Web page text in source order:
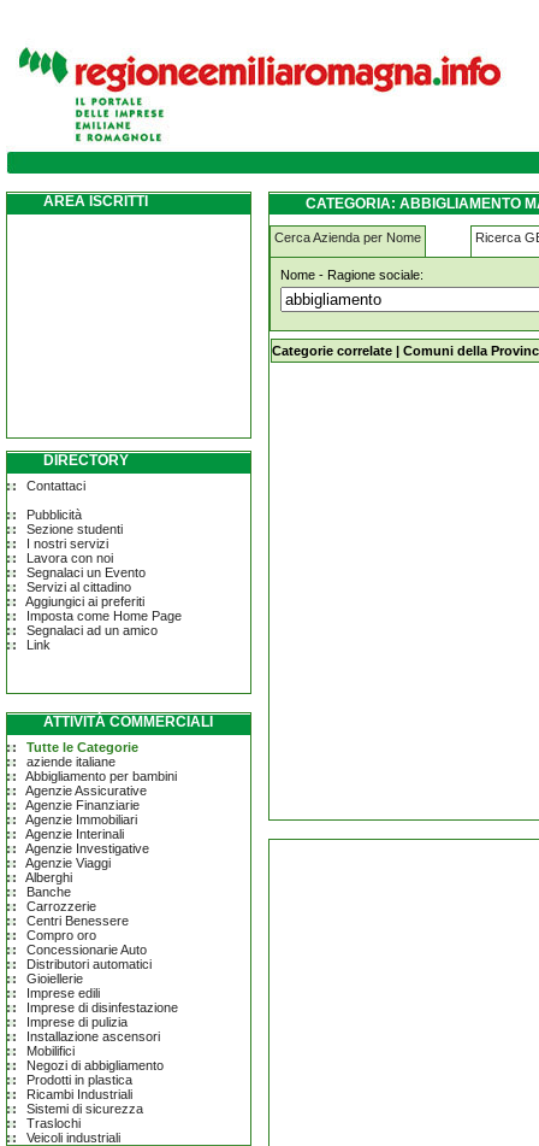
abbigliamento maranello
AREA ISCRITTI
DIRECTORY
Contattaci
Pubblicità
Sezione studenti
I nostri servizi
Lavora con noi
Segnalaci un Evento
Servizi al cittadino
Aggiungici ai preferiti
Imposta come Home Page
Segnalaci ad un amico
Link
ATTIVITÀ COMMERCIALI
Tutte le Categorie
aziende italiane
Abbigliamento per bambini
Agenzie Assicurative
Agenzie Finanziarie
Agenzie Immobiliari
Agenzie Interinali
Agenzie Investigative
Agenzie Viaggi
Alberghi
Banche
Carrozzerie
Centri Benessere
Compro oro
Concessionarie Auto
Distributori automatici
Gioiellerie
Imprese edili
Imprese di disinfestazione
Imprese di pulizia
Installazione ascensori
Mobilifici
Negozi di abbigliamento
Prodotti in plastica
Ricambi Industriali
Sistemi di sicurezza
Traslochi
Veicoli industriali
CATEGORIA: ABBIGLIAMENTO
Cerca Azienda per Nome Ricerca
Nome - Ragione sociale:
abbigliamento maranello
Categorie correlate | Comuni della